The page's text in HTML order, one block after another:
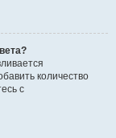
количество
с